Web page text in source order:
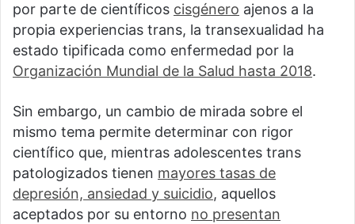
por parte de científicos cisgénero ajenos a la
propia experiencias trans, la transexualidad ha
estado tipificada como enfermedad por la
Organización Mundial de la Salud hasta 2018.
Sin embargo, un cambio de mirada sobre el
mismo tema permite determinar con rigor
científico que, mientras adolescentes trans
patologizados tienen mayores tasas de
depresión, ansiedad y suicidio, aquellos
aceptados por su entorno no presentan